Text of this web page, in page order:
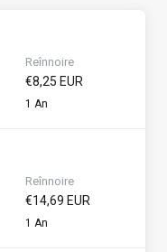
Reînnoire
€8,25 EUR
1 An
Reînnoire
€14,69 EUR
1 An